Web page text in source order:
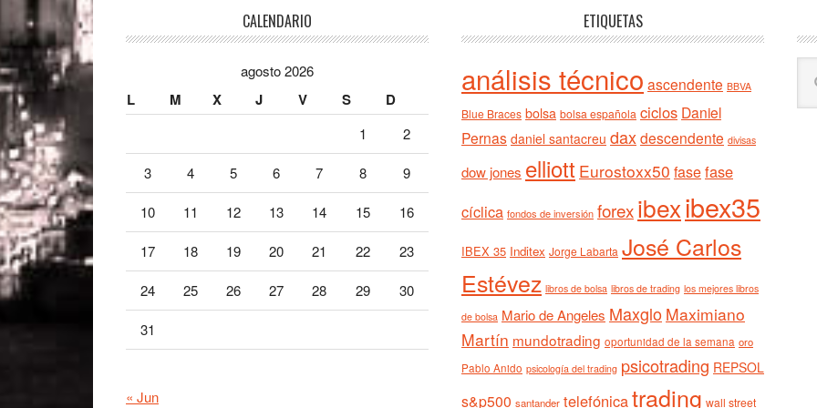
CALENDARIO
agosto 2026
L M X J V S D
1 2
3 4 5 6 7 8 9
10 11 12 13 14 15 16
17 18 19 20 21 22 23
24 25 26 27 28 29 30
31
« Jun
ETIQUETAS
análisis técnico ascendente BBVA
Blue Braces bolsa bolsa española ciclos Daniel
Pernas daniel santacreu daxdescendente divisas
dow jones elliott Eurostoxx50 fasefase
cíclica fondos de inversión forexibexibex35
IBEX 35 Inditex Jorge Labarta José Carlos
Estévez libros de bolsa libros de trading los mejores libros
de bolsa Mario de Angeles Maxglo Maximiano
Martín mundotrading oportunidad de la semana oro
Pablo Anido psicología del trading psicotrading REPSOL
s&p500 santander telefónicatrading wall street